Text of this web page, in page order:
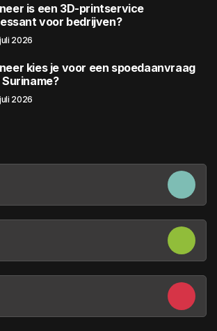
is een 3D-printservice
voor bedrijven?
2026
kies je voor een spoedaanvraag
2026